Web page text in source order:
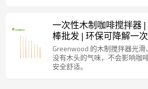
一次性木制咖啡搅拌器
棒批发 | 环保可降解一
Greenwood 的木制搅拌器光滑
没有木头的气味，不会影响咖
安全舒适。